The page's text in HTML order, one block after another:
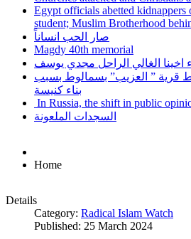
Egypt officials abetted kidnappers
student; Muslim Brotherhood
صار الحب انساناً
Magdy 40th memorial
اخينا الغالي الراحل مجدي يوسف
قرية ” العزيب” بسمالوط بسبب
بناء كنيسة
In Russia, the shift in public
السجدات الملعونة
Home
Details
Category: Radical Islam Watch
Published: 25 March 2024